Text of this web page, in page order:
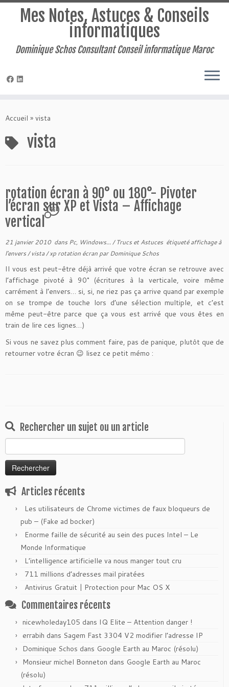
au
Mes Notes, Astuces & Conseils
informatiques
Dominique Schos Consultant Conseil informatique Maroc
Accueil » vista
vista
rotation écran à 90° ou 180°- Pivoter
l’écran sur XP et Vista – Affichage
vertical
16
21 janvier 2010dans Pc, Windows.../Trucs et Astuces étiquetéaffichage à
l'envers/vista/xp rotation écran parDominique Schos
Il vous est peut-être déjà arrivé que votre écran se retrouve avec
l’affichage pivoté à 90° (écritures à la verticale, voire même
carrément à l’envers… si, si, ne riez pas ça arrive quand par exemple
on se trompe de touche lors d’une sélection multiple, et c’est
même peut-être parce que ça vous est arrivé que vous êtes en
train de lire ces lignes…)
Si vous ne savez plus comment faire, pas de panique, plutôt que de
retourner votre écran 😉 lisez ce petit mémo :
Rechercher un sujet ou un article
Articles récents
Les utilisateurs de Chrome victimes de faux bloqueurs de
pub – (Fake ad bocker)
Enorme faille de sécurité au sein des puces Intel – Le
Monde Informatique
L’intelligence artificielle va nous manger tout cru
711 millions d’adresses mail piratées
Antivirus Gratuit | Protection pour Mac OS X
Commentaires récents
nicewholeday105 dans IQ Elite – Attention danger !
errabih dans Sagem Fast 3304 V2 modifier l’adresse IP
Dominique Schos dans Google Earth au Maroc (résolu)
Monsieur michel Bonneton dans Google Earth au Maroc
(résolu)